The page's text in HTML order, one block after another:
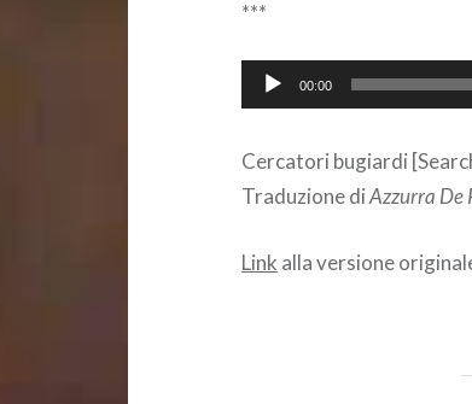
***
Audio
Player
00:00
Cercatori bugiardi
Traduzione diAzzurra De
Link alla versione